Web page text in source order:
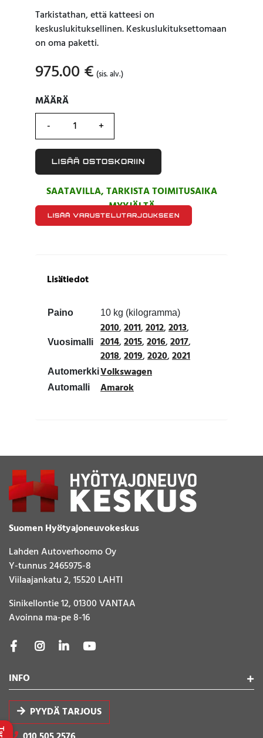
Tarkistathan, että katteesi on
keskuslukituksellinen. Keskuslukituksettomaan
on oma paketti.
975.00 € (sis. alv.)
MÄÄRÄ
MÄÄRÄ
LISÄÄ OSTOSKORIIN
SAATAVILLA, TARKISTA TOIMITUSAIKA
MYYJÄLTÄ
LISÄÄ VARUSTELUTARJOUKSEEN
Lisätiedot
Paino 10 kg (kilogramma)
Vuosimalli
2010,2011,2012,2013,
2014,2015,2016,2017,
2018,2019,2020,2021
AutomerkkiVolkswagen
Automalli Amarok
Suomen Hyötyajoneuvokeskus
Lahden Autoverhoomo Oy
Y-tunnus 2465975-8
Viilaajankatu 2, 15520 LAHTI
Sinikellontie 12, 01300 VANTAA
Avoinna ma-pe 8-16
INFO
PYYDÄ TARJOUS